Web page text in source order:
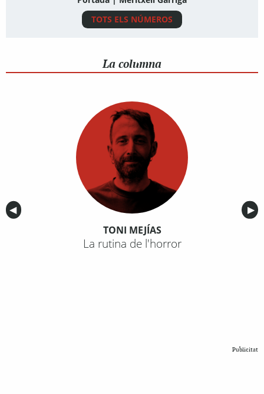
TOTS ELS NÚMEROS
La columna
Anterior
◀︎ ▶︎
TONI MEJÍAS
La rutina de l'horror
Publicitat